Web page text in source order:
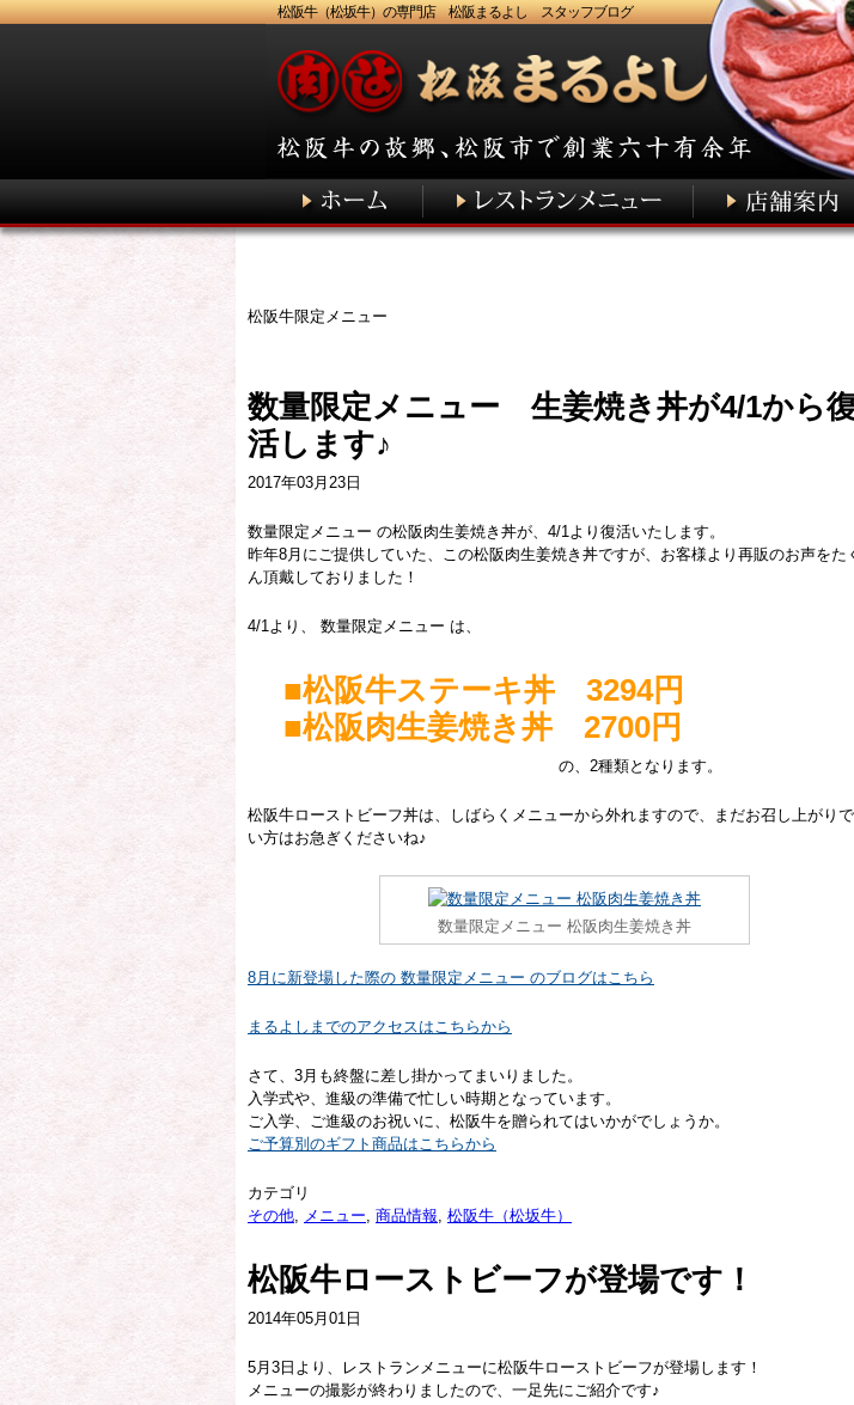
松阪牛（松坂牛）の専門店 松阪まるよし スタッフブログ
松阪牛限定メニュー
数量限定メニュー 生姜焼き丼が4/1から
活します♪
2017年03月23日
数量限定メニュー の松阪肉生姜焼き丼が、4/1より復活いたします。
昨年8月にご提供していた、この松阪肉生姜焼き丼ですが、お客様より再販のお声をた
ん頂戴しておりました！
4/1より、 数量限定メニュー は、
■松阪牛ステーキ丼 3294円
■松阪肉生姜焼き丼 2700円
の、2種類となります。
松阪牛ローストビーフ丼は、しばらくメニューから外れますので、まだお召し上がり
い方はお急ぎくださいね♪
数量限定メニュー 松阪肉生姜焼き丼
8月に新登場した際の 数量限定メニュー のブログはこちら
まるよしまでのアクセスはこちらから
さて、3月も終盤に差し掛かってまいりました。
入学式や、進級の準備で忙しい時期となっています。
ご入学、ご進級のお祝いに、松阪牛を贈られてはいかがでしょうか。
ご予算別のギフト商品はこちらから
カテゴリ
その他, メニュー, 商品情報, 松阪牛（松坂牛）
松阪牛ローストビーフが登場です！
2014年05月01日
5月3日より、レストランメニューに松阪牛ローストビーフが登場します！
メニューの撮影が終わりましたので、一足先にご紹介です♪